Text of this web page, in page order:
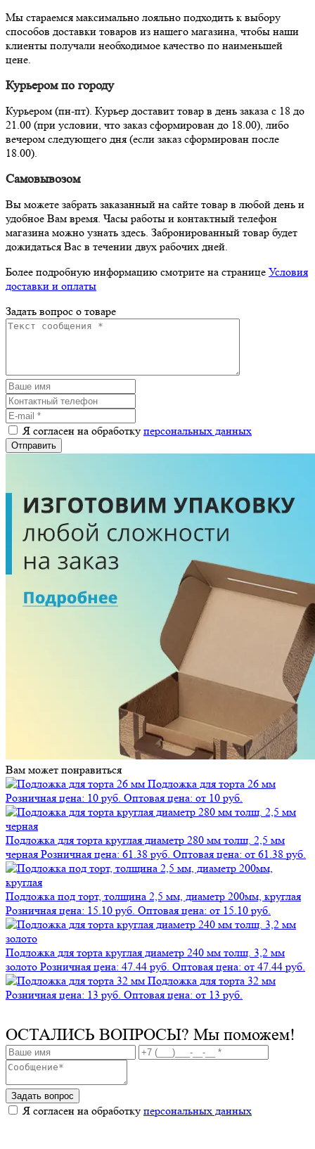
Мы стараемся максимально лояльно подходить к выбору
способов доставки товаров из нашего магазина, чтобы наши
клиенты получали необходимое качество по наименьшей
цене.
Курьером по городу
Курьером (пн-пт). Курьер доставит товар в день заказа с 18 до
21.00 (при условии, что заказ сформирован до 18.00), либо
вечером следующего дня (если заказ сформирован после
18.00).
Самовывозом
Вы можете забрать заказанный на сайте товар в любой день и
удобное Вам время. Часы работы и контактный телефон
магазина можно узнать здесь. Забронированный товар будет
дожидаться Вас в течении двух рабочих дней.
Более подробную информацию смотрите на странице Условия
доставки и оплаты
Задать вопрос о товаре
Я согласен на обработку персональных данных
Отправить
Вам может понравиться
Подложка для торта 26 мм
Розничная цена: 10 руб. Оптовая цена: от 10 руб.
Подложка для торта круглая диаметр 280 мм толщ. 2,5 мм
черная Розничная цена: 61.38 руб. Оптовая цена: от 61.38 руб.
Подложка под торт, толщина 2,5 мм, диаметр 200мм, круглая
Розничная цена: 15.10 руб. Оптовая цена: от 15.10 руб.
Подложка для торта круглая диаметр 240 мм толщ. 3,2 мм
золото Розничная цена: 47.44 руб. Оптовая цена: от 47.44 руб.
Подложка для торта 32 мм
Розничная цена: 13 руб. Оптовая цена: от 13 руб.
ОСТАЛИСЬ ВОПРОСЫ? Мы поможем!
Задать вопрос
Я согласен на обработку персональных данных